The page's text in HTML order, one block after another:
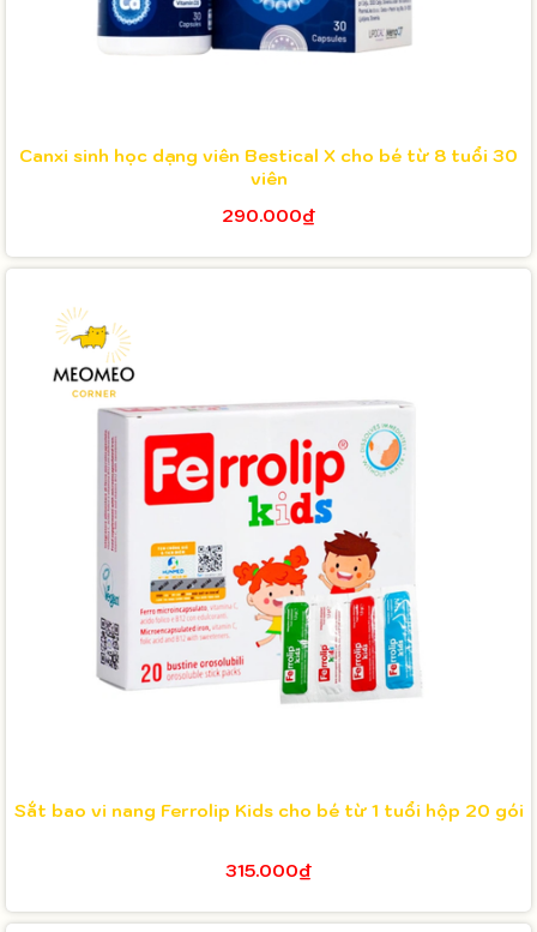
Canxi sinh học dạng viên Bestical X cho bé từ 8 tuổi 30
viên
290.000₫
Sắt bao vi nang Ferrolip Kids cho bé từ 1 tuổi hộp 20 gói
315.000₫